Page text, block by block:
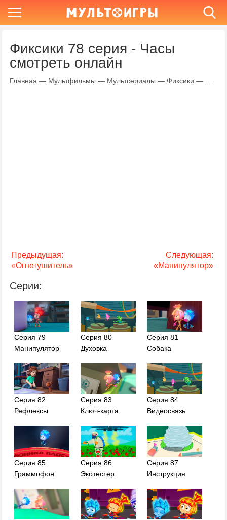
Фиксики 78 серия - Часы
смотреть онлайн
Главная — Мультфильмы — Мультсериалы — Фиксики —
Предыдущая:
«Огнетушитель»
Следующая:
«Манипулятор»
Серии:
Серия 79
Манипулятор
Серия 80
Духовка
Серия 81
Собака
Серия 82
Рефлексы
Серия 83
Ключ-карта
Серия 84
Видеосвязь
Серия 85
Граммофон
Серия 86
Экотестер
Серия 87
Инструкция